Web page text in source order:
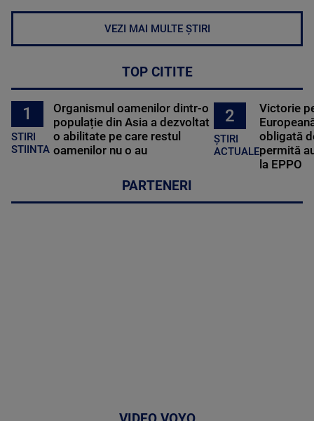
VEZI MAI MULTE ȘTIRI
TOP CITITE
1
STIRI
STIINTA
Organismul oamenilor dintr-o
populație din Asia a dezvoltat
o abilitate pe care restul
oamenilor nu o au
2
ȘTIRI
ACTUALE
Victorie
obligată
permită
la EPPO
PARTENERI